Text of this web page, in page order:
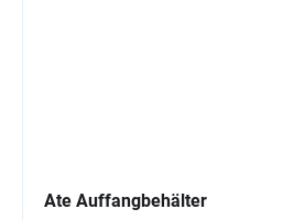
Ate Auffangbehälter